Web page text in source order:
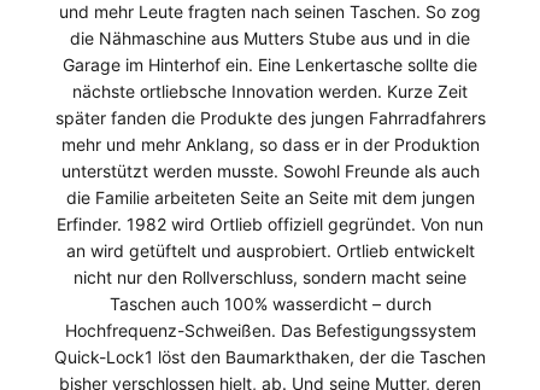
und mehr Leute fragten nach seinen Taschen. So zog
die Nähmaschine aus Mutters Stube aus und in die
Garage im Hinterhof ein. Eine Lenkertasche sollte die
nächste ortliebsche Innovation werden. Kurze Zeit
später fanden die Produkte des jungen Fahrradfahrers
mehr und mehr Anklang, so dass er in der Produktion
unterstützt werden musste. Sowohl Freunde als auch
die Familie arbeiteten Seite an Seite mit dem jungen
Erfinder. 1982 wird Ortlieb offiziell gegründet. Von nun
an wird getüftelt und ausprobiert. Ortlieb entwickelt
nicht nur den Rollverschluss, sondern macht seine
Taschen auch 100% wasserdicht – durch
Hochfrequenz-Schweißen. Das Befestigungssystem
Quick-Lock1 löst den Baumarkthaken, der die Taschen
bisher verschlossen hielt, ab. Und seine Mutter, deren